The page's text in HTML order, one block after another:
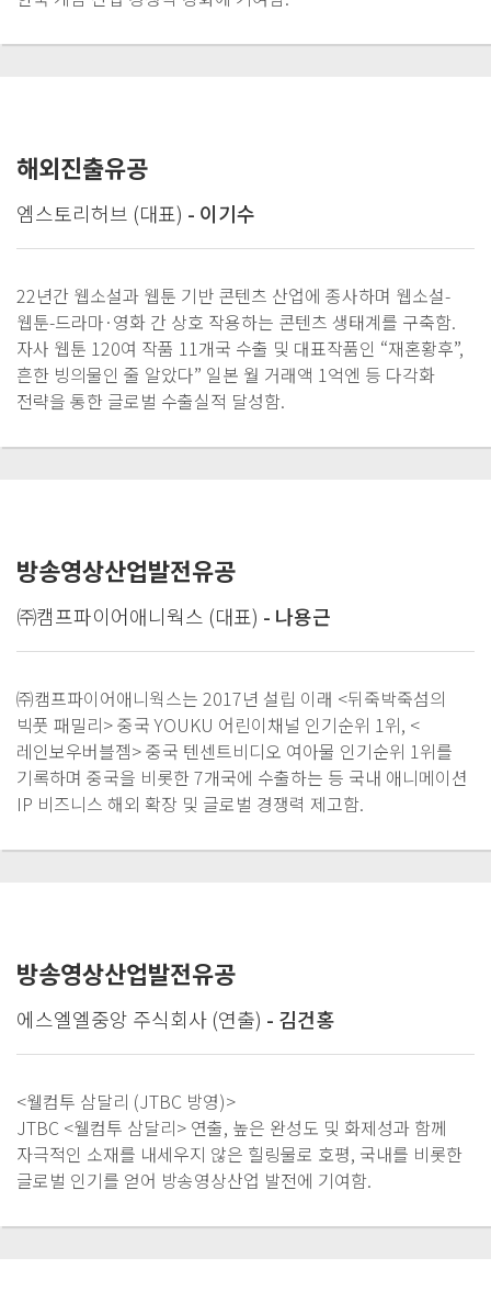
해외진출유공
엠스토리허브 (대표) - 이기수
22년간 웹소설과 웹툰 기반 콘텐츠 산업에 종사하며 웹소설-
웹툰-드라마·영화 간 상호 작용하는 콘텐츠 생태계를 구축함.
자사 웹툰 120여 작품 11개국 수출 및 대표작품인 “재혼황후”,
흔한 빙의물인 줄 알았다” 일본 월 거래액 1억엔 등 다각화
전략을 통한 글로벌 수출실적 달성함.
방송영상산업발전유공
㈜캠프파이어애니웍스 (대표) - 나용근
㈜캠프파이어애니웍스는 2017년 설립 이래 <뒤죽박죽섬의
빅풋 패밀리> 중국 YOUKU 어린이채널 인기순위 1위, <
레인보우버블젬> 중국 텐센트비디오 여아물 인기순위 1위를
기록하며 중국을 비롯한 7개국에 수출하는 등 국내 애니메이션
IP 비즈니스 해외 확장 및 글로벌 경쟁력 제고함.
방송영상산업발전유공
에스엘엘중앙 주식회사 (연출) - 김건홍
<웰컴투 삼달리 (JTBC 방영)>
JTBC <웰컴투 삼달리> 연출, 높은 완성도 및 화제성과 함께
자극적인 소재를 내세우지 않은 힐링물로 호평, 국내를 비롯한
글로벌 인기를 얻어 방송영상산업 발전에 기여함.